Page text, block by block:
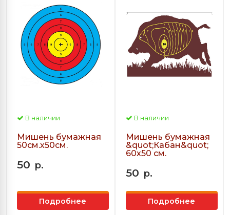
В наличии
Мишень бумажная
50см.х50см.
50 р.
Подробнее
В наличии
Мишень бумажная
&quot;Кабан&quot;
60х50 см.
50 р.
Подробнее